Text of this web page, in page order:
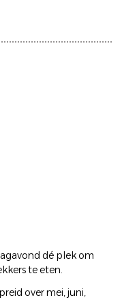
dé plek om
te eten.
over mei, juni,